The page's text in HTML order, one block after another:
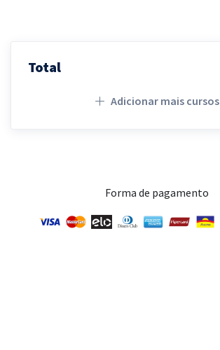
Total
Adicionar mais cursos
Forma de pagamento